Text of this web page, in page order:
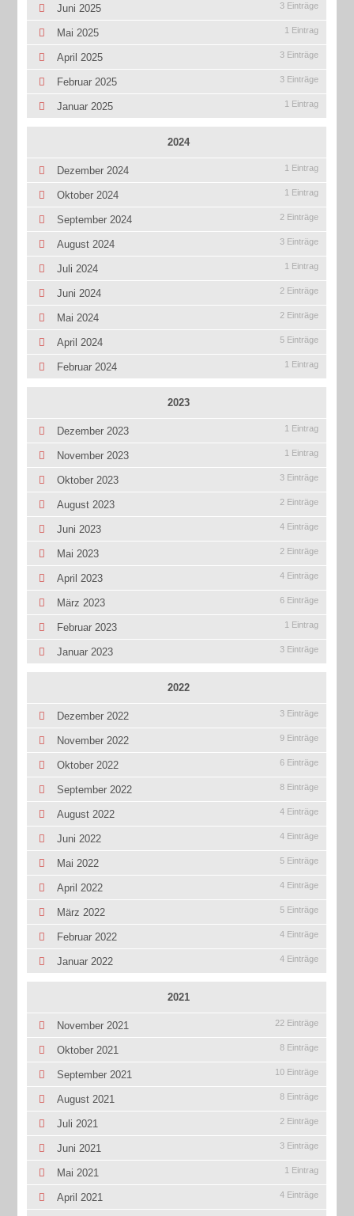
Juni 2025 3 Einträge
Mai 2025 1 Eintrag
April 2025 3 Einträge
Februar 2025 3 Einträge
Januar 2025 1 Eintrag
2024
Dezember 2024 1 Eintrag
Oktober 2024 1 Eintrag
September 2024 2 Einträge
August 2024 3 Einträge
Juli 2024 1 Eintrag
Juni 2024 2 Einträge
Mai 2024 2 Einträge
April 2024 5 Einträge
Februar 2024 1 Eintrag
2023
Dezember 2023 1 Eintrag
November 2023 1 Eintrag
Oktober 2023 3 Einträge
August 2023 2 Einträge
Juni 2023 4 Einträge
Mai 2023 2 Einträge
April 2023 4 Einträge
März 2023 6 Einträge
Februar 2023 1 Eintrag
Januar 2023 3 Einträge
2022
Dezember 2022 3 Einträge
November 2022 9 Einträge
Oktober 2022 6 Einträge
September 2022 8 Einträge
August 2022 4 Einträge
Juni 2022 4 Einträge
Mai 2022 5 Einträge
April 2022 4 Einträge
März 2022 5 Einträge
Februar 2022 4 Einträge
Januar 2022 4 Einträge
2021
November 2021 22 Einträge
Oktober 2021 8 Einträge
September 2021 10 Einträge
August 2021 8 Einträge
Juli 2021 2 Einträge
Juni 2021 3 Einträge
Mai 2021 1 Eintrag
April 2021 4 Einträge